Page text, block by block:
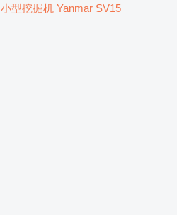
小型挖掘机 Yanmar SV15